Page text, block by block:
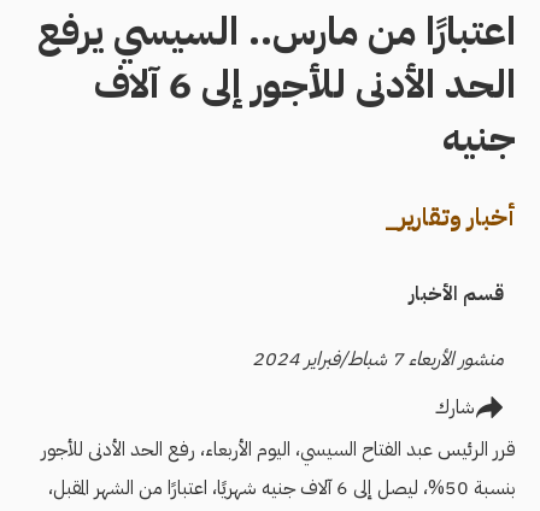
اعتبارًا من مارس.. السيسي يرفع
الحد الأدنى للأجور إلى 6 آلاف
جنيه
أخبار وتقارير_
قسم الأخبار
منشور الأربعاء 7 شباط/فبراير 2024
شارك
قرر الرئيس عبد الفتاح السيسي، اليوم الأربعاء، رفع الحد الأدنى للأجور
بنسبة 50%، ليصل إلى 6 آلاف جنيه شهريًا، اعتبارًا من الشهر المقبل،